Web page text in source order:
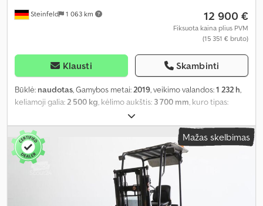
Steinfeld 1 063 km 12 900 €
Fiksuota kaina plius PVM
(15 351 € bruto)
Klausti Skambinti
Būklė: naudotas, Gamybos metai:2019, veikimo valandos:1 232 h,
keliamoji galia:2 500 kg, kėlimo aukštis: 3 700 mm, kuro tipas:
2 450 mm
Mažas skelbimas